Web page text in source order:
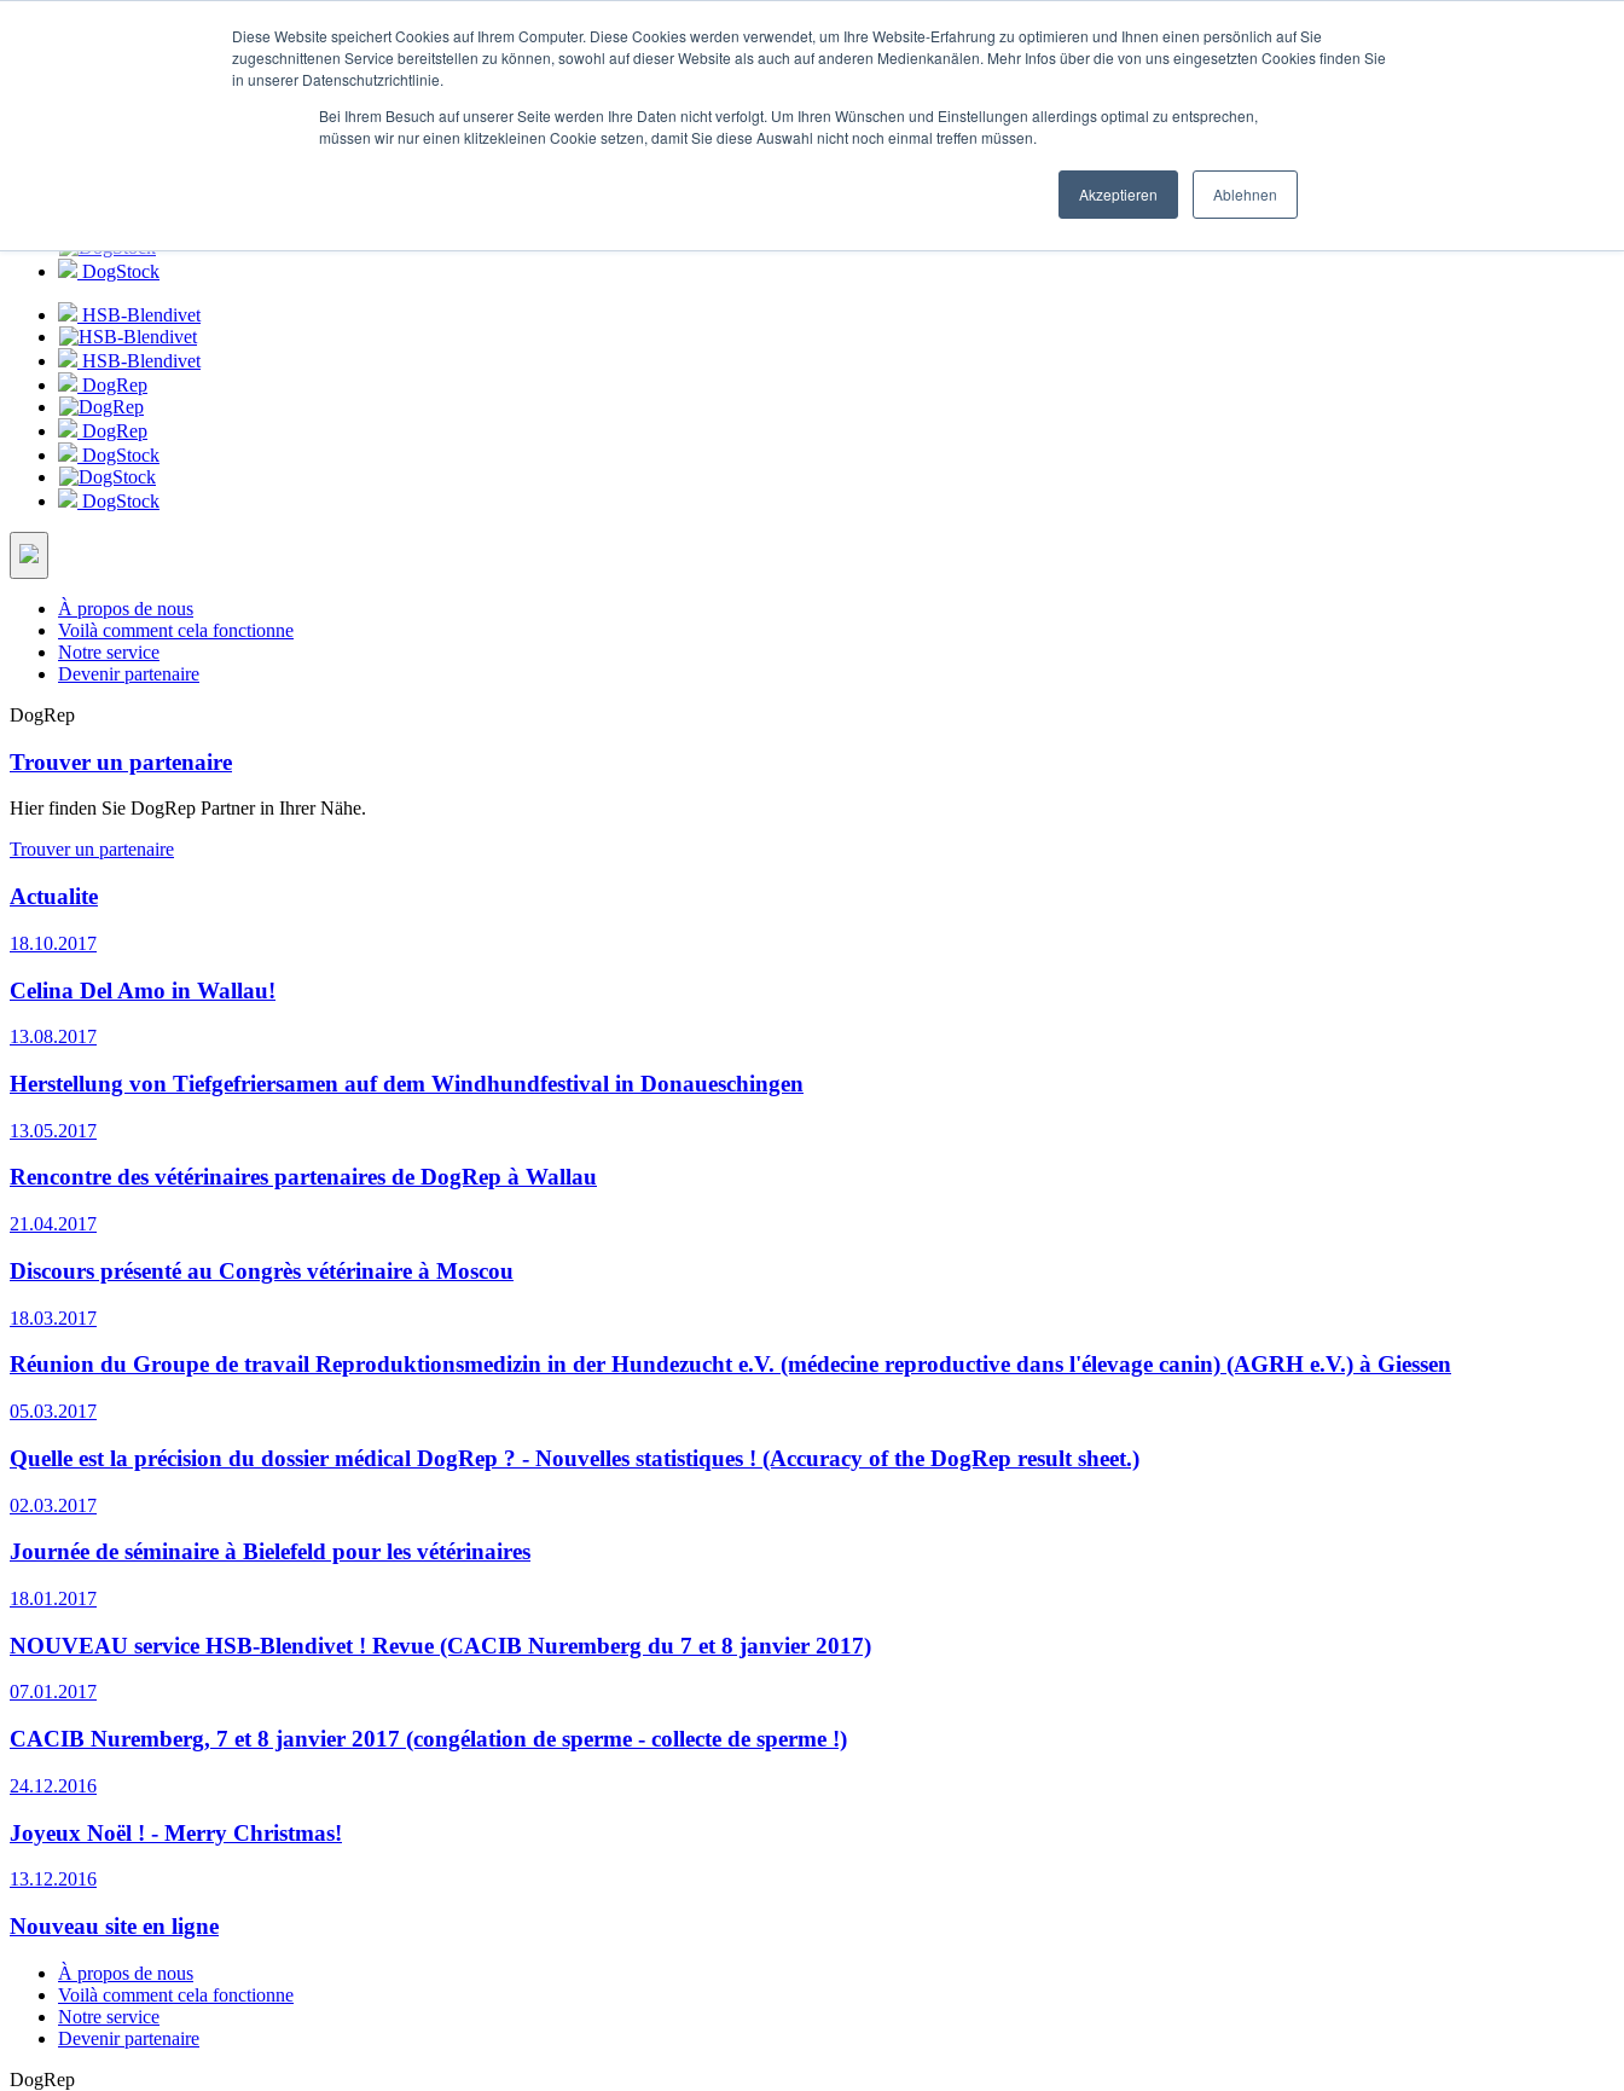
Diese Website speichert Cookies auf Ihrem Computer. Diese Cookies werden verwendet, um Ihre Website-Erfahrung zu optimieren und Ihnen einen persönlich auf Sie
zugeschnittenen Service bereitstellen zu können, sowohl auf dieser Website als auch auf anderen Medienkanälen. Mehr Infos über die von uns eingesetzten Cookies finden Sie
in unserer Datenschutzrichtlinie.
Bei Ihrem Besuch auf unserer Seite werden Ihre Daten nicht verfolgt. Um Ihren Wünschen und Einstellungen allerdings optimal zu entsprechen,
müssen wir nur einen klitzekleinen Cookie setzen, damit Sie diese Auswahl nicht noch einmal treffen müssen.
Akzeptieren Ablehnen
DogStock
HSB-Blendivet
HSB-Blendivet
DogRep
DogRep
DogStock
DogStock
À propos de nous
Voilà comment cela fonctionne
Notre service
Devenir partenaire
DogRep
Trouver un partenaire
Hier finden Sie DogRep Partner in Ihrer Nähe.
Trouver un partenaire
Actualite
18.10.2017
Celina Del Amo in Wallau!
13.08.2017
Herstellung von Tiefgefriersamen auf dem Windhundfestival in Donaueschingen
13.05.2017
Rencontre des vétérinaires partenaires de DogRep à Wallau
21.04.2017
Discours présenté au Congrès vétérinaire à Moscou
18.03.2017
Réunion du Groupe de travail Reproduktionsmedizin in der Hundezucht e.V. (médecine reproductive dans l'élevage canin) (AGRH e.V.) à Giessen
05.03.2017
Quelle est la précision du dossier médical DogRep ? - Nouvelles statistiques ! (Accuracy of the DogRep result sheet.)
02.03.2017
Journée de séminaire à Bielefeld pour les vétérinaires
18.01.2017
NOUVEAU service HSB-Blendivet ! Revue (CACIB Nuremberg du 7 et 8 janvier 2017)
07.01.2017
CACIB Nuremberg, 7 et 8 janvier 2017 (congélation de sperme - collecte de sperme !)
24.12.2016
Joyeux Noël ! - Merry Christmas!
13.12.2016
Nouveau site en ligne
À propos de nous
Voilà comment cela fonctionne
Notre service
Devenir partenaire
DogRep